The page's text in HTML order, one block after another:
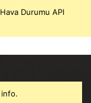
Durumu API